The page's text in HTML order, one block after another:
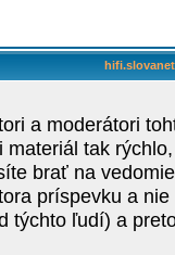
a moderátori
materiál tak
brať na
príspevku a
týchto ľudí) a